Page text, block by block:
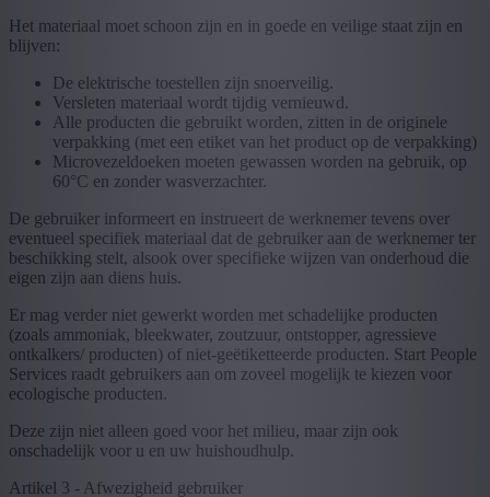
Het materiaal moet schoon zijn en in goede en veilige staat zijn en
blijven:
De elektrische toestellen zijn snoerveilig.
Versleten materiaal wordt tijdig vernieuwd.
Alle producten die gebruikt worden, zitten in de originele
verpakking (met een etiket van het product op de verpakking)
Microvezeldoeken moeten gewassen worden na gebruik, op
60°C en zonder wasverzachter.
De gebruiker informeert en instrueert de werknemer tevens over
eventueel specifiek materiaal dat de gebruiker aan de werknemer ter
beschikking stelt, alsook over specifieke wijzen van onderhoud die
eigen zijn aan diens huis.
Er mag verder niet gewerkt worden met schadelijke producten
(zoals ammoniak, bleekwater, zoutzuur, ontstopper, agressieve
ontkalkers/ producten) of niet-geëtiketteerde producten. Start People
Services raadt gebruikers aan om zoveel mogelijk te kiezen voor
ecologische producten.
Deze zijn niet alleen goed voor het milieu, maar zijn ook
onschadelijk voor u en uw huishoudhulp.
Artikel 3 - Afwezigheid gebruiker